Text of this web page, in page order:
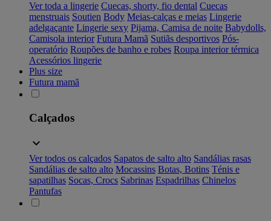
Ver toda a lingerie Cuecas, shorty, fio dental Cuecas
menstruais Soutien Body Meias-calças e meias Lingerie
adelgaçante Lingerie sexy Pijama, Camisa de noite Babydolls,
Camisola interior Futura Mamã Sutiãs desportivos Pós-
operatório Roupões de banho e robes Roupa interior térmica
Acessórios lingerie
Plus size
Futura mamã
Calçados
Ver todos os calçados Sapatos de salto alto Sandálias rasas
Sandálias de salto alto Mocassins Botas, Botins Ténis e
sapatilhas Socas, Crocs Sabrinas Espadrilhas Chinelos
Pantufas